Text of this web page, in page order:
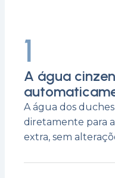
1
A água
A água dos
diretamente para
extra, sem